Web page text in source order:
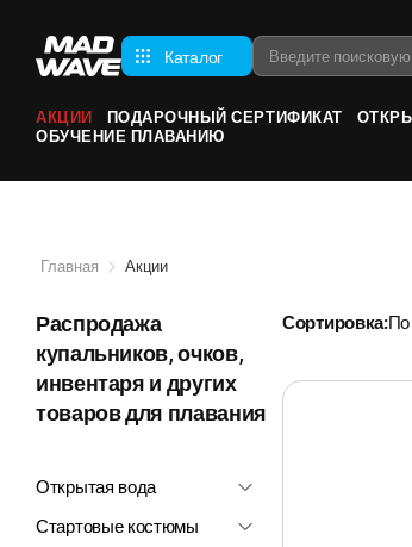
Каталог
АКЦИИ ПОДАРОЧНЫЙ СЕРТИФИКАТ
ОБУЧЕНИЕ ПЛАВАНИЮ
Главная Акции
Распродажа
купальников, очков,
инвентаря и других
товаров для плавания
Открытая вода
Стартовые костюмы
Сортировка:По